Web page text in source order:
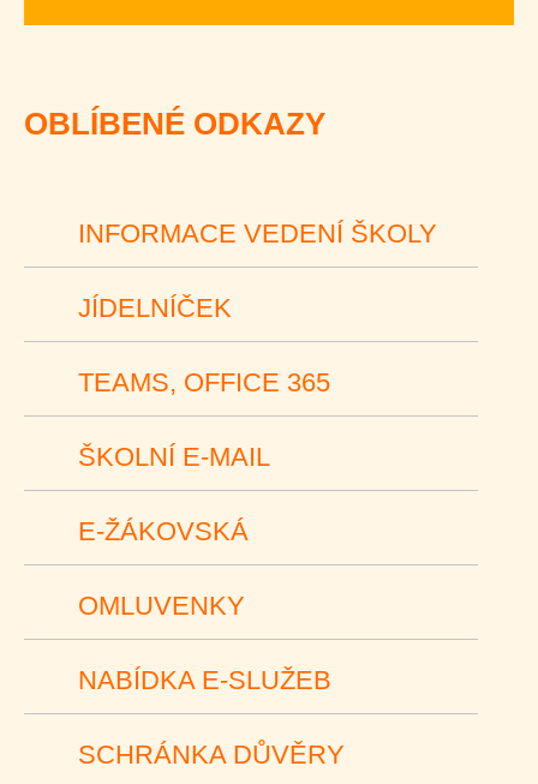
OBLÍBENÉ ODKAZY
INFORMACE VEDENÍ ŠKOLY
JÍDELNÍČEK
TEAMS, OFFICE 365
ŠKOLNÍ E-MAIL
E-ŽÁKOVSKÁ
OMLUVENKY
NABÍDKA E-SLUŽEB
SCHRÁNKA DŮVĚRY